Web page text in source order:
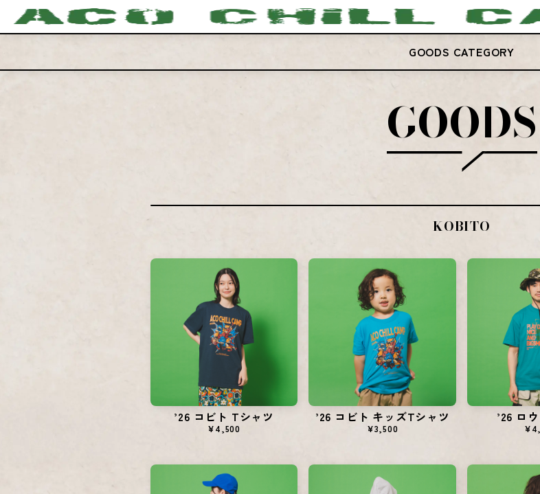
GOODS CATEGORY
GOODS
KOBITO
’26 コビト Tシャツ
¥4,500
’26 コビト キッズTシャツ
¥3,500
’26 ロ